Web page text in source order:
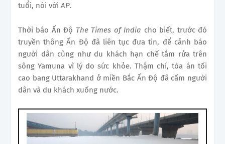
tuổi, nói vớiAP.
Thời báo Ấn Độ The Times of India cho biết, trước đó
truyền thông Ấn Độ đã liên tục đưa tin, để cảnh báo
người dân cũng như du khách hạn chế tắm rửa trên
sông Yamuna vì lý do sức khỏe. Thậm chí, tòa án tối
cao bang Uttarakhand ở miền Bắc Ấn Độ đã cấm người
dân và du khách xuống nước.